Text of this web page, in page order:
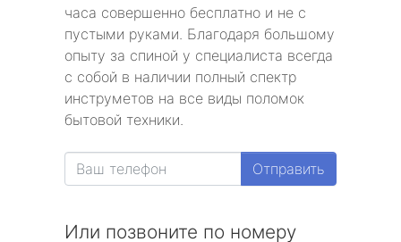
часа совершенно бесплатно и не с
пустыми руками. Благодаря большому
опыту за спиной у специалиста всегда
с собой в наличии полный спектр
инструметов на все виды поломок
бытовой техники.
Отправить
Или позвоните по номеру